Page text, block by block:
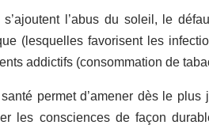
l’abus du soleil, le
(lesquelles favorisent les
addictifs (consommation de
santé permet d’amener dès le
les consciences de façon